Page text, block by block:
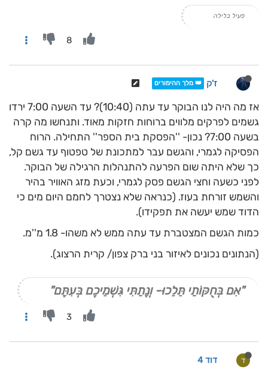
פעיל בלילה
8
ז'ק 👑 מלך ההימורים
אז מה היה לנו הבוקר עד עתה (10:40)? עד השעה 7:00 ירדו
גשמים לפרקים מלווים ברוחות חזקות מאוד. ותנחשו מה קרה
בשעה 7:00? נכון- ''הפסקת בית הספר'' התחילה. הרוח
הפסיקה לגמרי, והגשם עבר למתכונת של טפטוף עד גשם קל,
כך שלא היתה שום הפרעה להתנהלות הרגילה של הבוקר.
לפני כשעה וחצי הגשם פסק לגמרי, וכעת מזג האוויר בהיר
והשמש זורחת בעוז. (כנראה שלא נצטרך לחמם היום מים כי
הדוד שמש יעשה את תפקידו).
כמות הגשם המצטברת עד עתה ממש לא משהו- 1.8 מ''מ.
(הנתונים נכונים לאיזור בני ברק צפון/ קרית הרצוג).
"אִם בְּחֻקּוֹתַי תֵּלֵכוּ- וְנָתַתִּי גִּשְׁמֵיכֶם בְּעִתָּם"
3
ד דוד 4